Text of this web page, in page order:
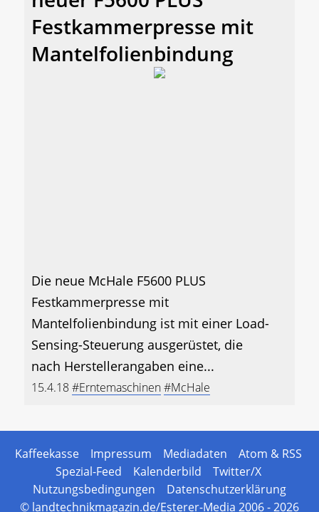
Festkammerpresse mit
Mantelfolienbindung
Die neue McHale F5600 PLUS
Festkammerpresse mit
Mantelfolienbindung ist mit einer Load-
Sensing-Steuerung ausgerüstet, die
nach Herstellerangaben eine...
15.4.18#Erntemaschinen#McHale
Kaffeekasse Impressum Mediadaten
Atom & RSS
Spezial-Feed
Kalenderbild
Twitter/X
Nutzungsbedingungen
Datenschutzerklärung
© landtechnikmagazin.de/Esterer-Media 2006 - 2026